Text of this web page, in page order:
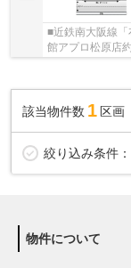
■近鉄南大阪線
館アプロ松原店
該当物件数 1 区画
絞り込み条件：
物件について